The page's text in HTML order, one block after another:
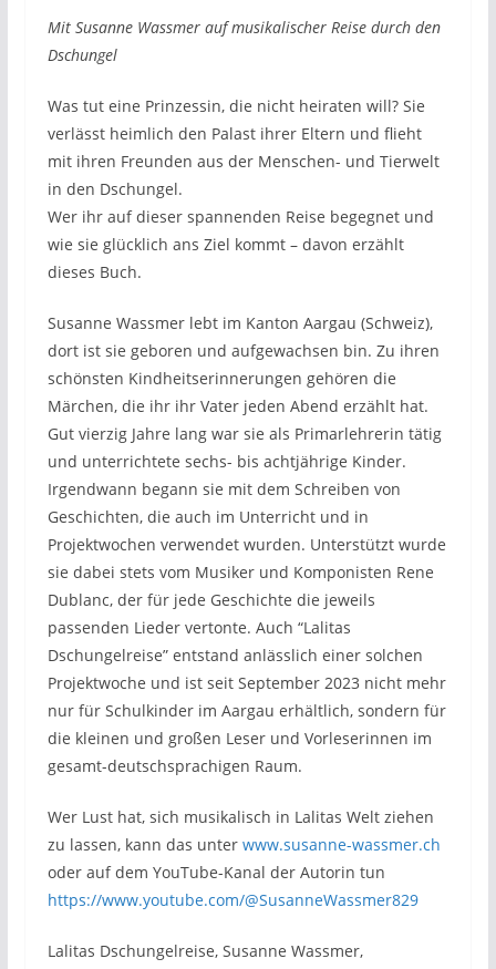
Mit Susanne Wassmer auf musikalischer Reise durch den
Dschungel
Was tut eine Prinzessin, die nicht heiraten will? Sie
verlässt heimlich den Palast ihrer Eltern und flieht
mit ihren Freunden aus der Menschen- und Tierwelt
in den Dschungel.
Wer ihr auf dieser spannenden Reise begegnet und
wie sie glücklich ans Ziel kommt – davon erzählt
dieses Buch.
Susanne Wassmer lebt im Kanton Aargau (Schweiz),
dort ist sie geboren und aufgewachsen bin. Zu ihren
schönsten Kindheitserinnerungen gehören die
Märchen, die ihr ihr Vater jeden Abend erzählt hat.
Gut vierzig Jahre lang war sie als Primarlehrerin tätig
und unterrichtete sechs- bis achtjährige Kinder.
Irgendwann begann sie mit dem Schreiben von
Geschichten, die auch im Unterricht und in
Projektwochen verwendet wurden. Unterstützt wurde
sie dabei stets vom Musiker und Komponisten Rene
Dublanc, der für jede Geschichte die jeweils
passenden Lieder vertonte. Auch “Lalitas
Dschungelreise” entstand anlässlich einer solchen
Projektwoche und ist seit September 2023 nicht mehr
nur für Schulkinder im Aargau erhältlich, sondern für
die kleinen und großen Leser und Vorleserinnen im
gesamt-deutschsprachigen Raum.
Wer Lust hat, sich musikalisch in Lalitas Welt ziehen
zu lassen, kann das unter www.susanne-wassmer.ch
oder auf dem YouTube-Kanal der Autorin tun
https://www.youtube.com/@SusanneWassmer829
Lalitas Dschungelreise, Susanne Wassmer,